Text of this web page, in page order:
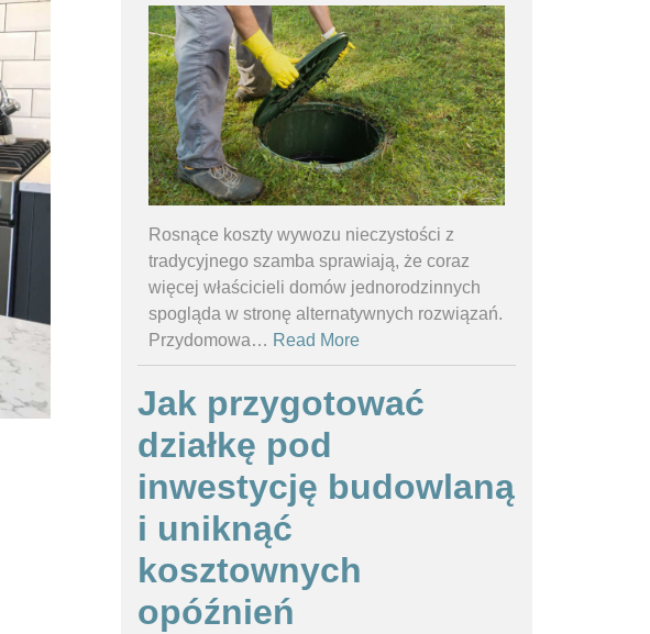
Rosnące koszty wywozu nieczystości z
tradycyjnego szamba sprawiają, że coraz
więcej właścicieli domów jednorodzinnych
spogląda w stronę alternatywnych rozwiązań.
Przydomowa… Read More
Jak przygotować
działkę pod
inwestycję budowlaną
i uniknąć
kosztownych
opóźnień